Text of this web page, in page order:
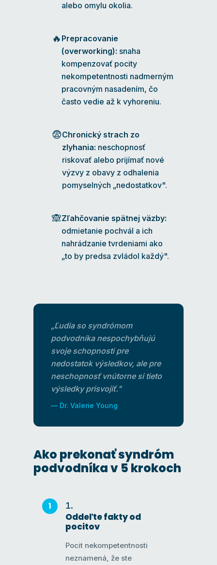
alebo omylu okolia.
🔥 Prepracovanie
(overworking): snaha
kompenzovať pocity
nekompetentnosti nadmerným
pracovným nasadením, čo
často vedie až k vyhoreniu.
😨Chronický strach zo
zlyhania: neschopnosť
riskovať alebo prijímať nové
výzvy z obavy z odhalenia
pomyselných „nedostatkov".
🙈Zľahčovanie spätnej väzby:
odmietanie pochvál a ich
nahrádzanie tvrdeniami ako
„to by predsa zvládol každý".
„Ľudia so syndrómom
podvodníka nespochybňujú
svoje schopnosti pre
nedostatok výsledkov, ale pre
neschopnosť vnútorne si tieto
výsledky prisvojiť."
— Dr. Valerie Young
Ako prekonať syndróm
podvodníka v 5 krokoch
Oddeľte fakty od
pocitov
Pocit nekompetentnosti
neznamená, že ste